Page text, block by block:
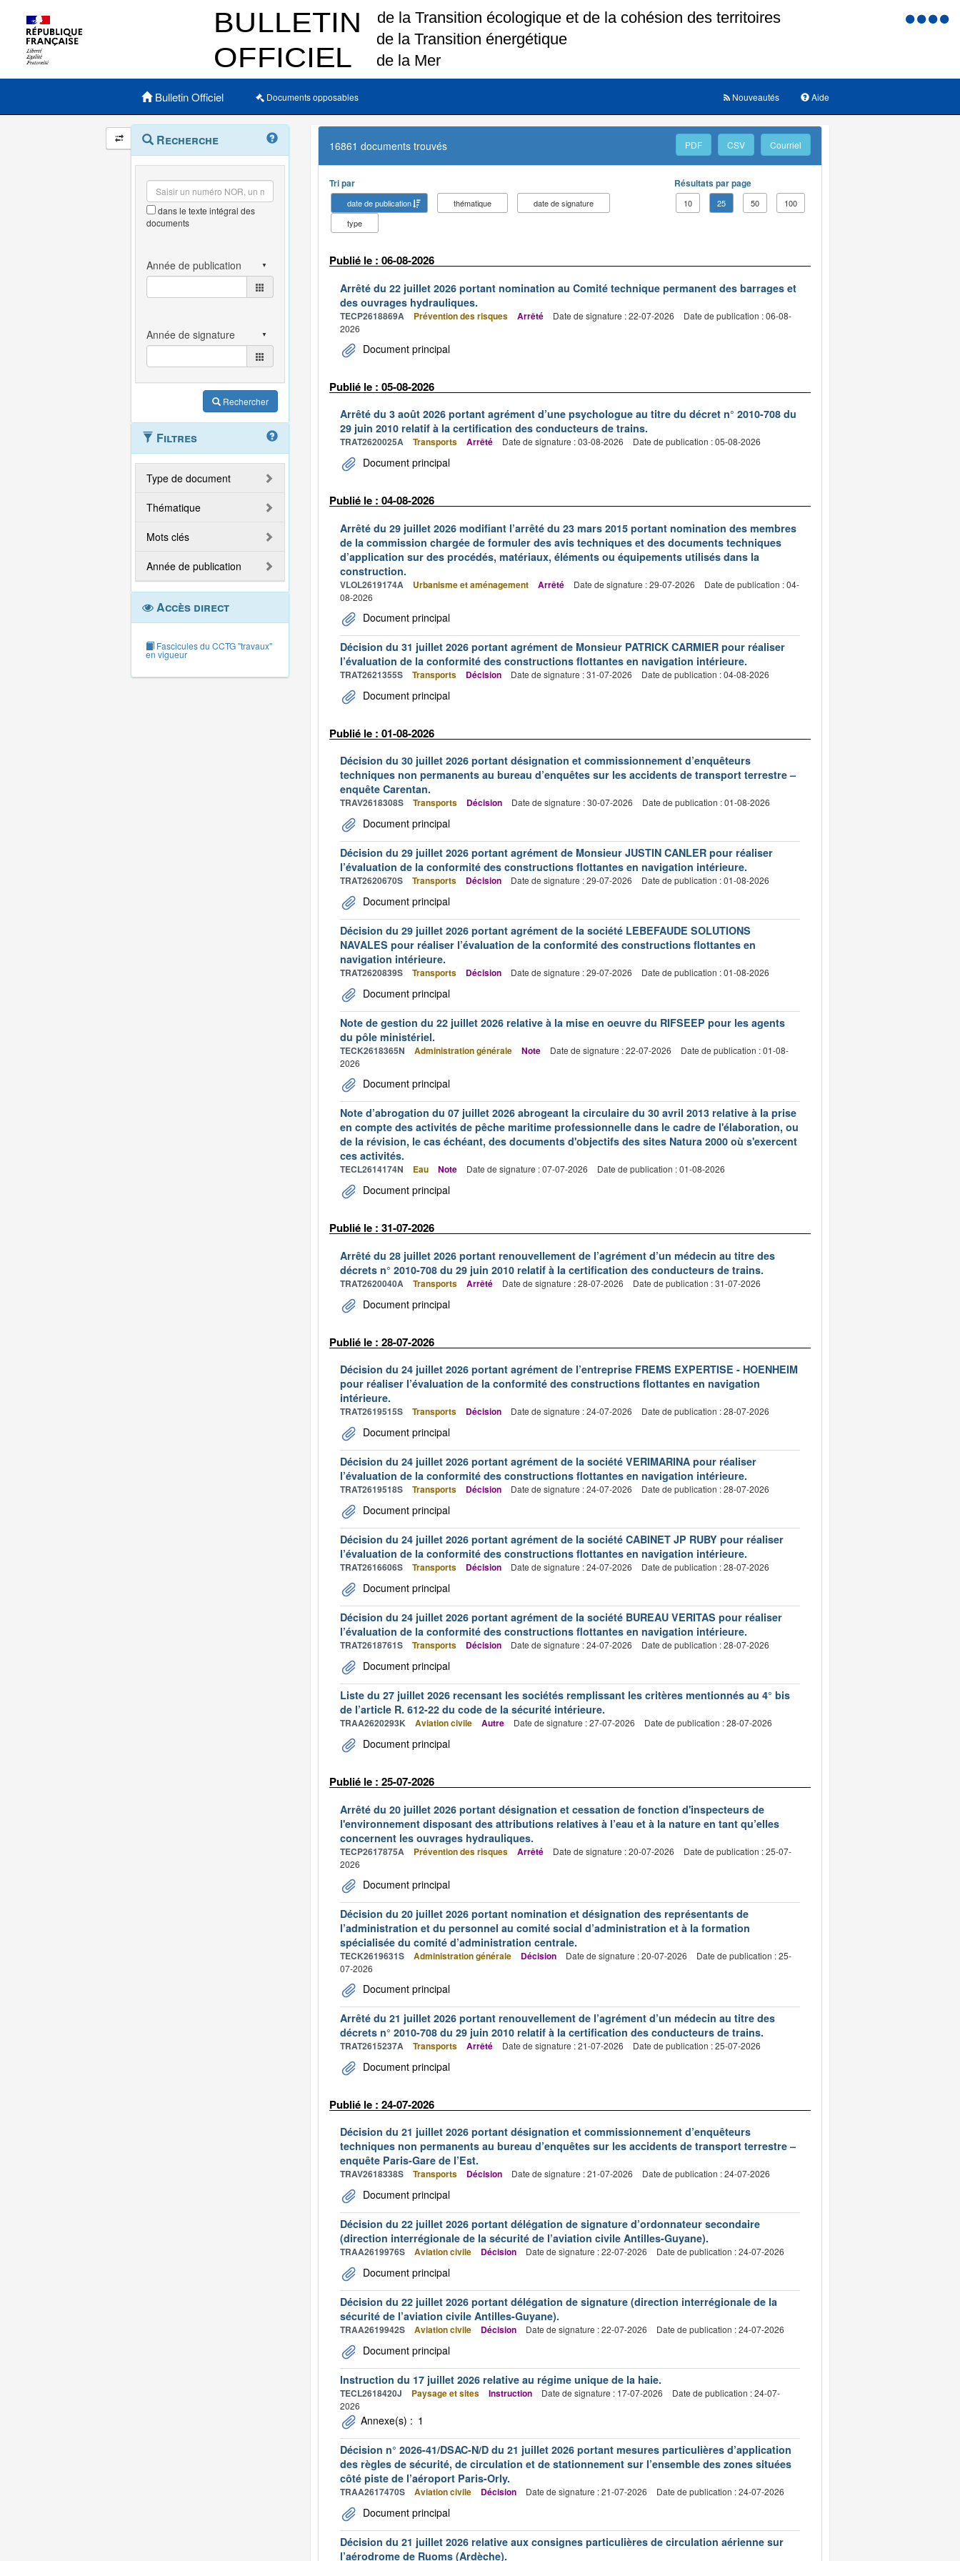
Menu
Menu principal
Bulletin Officiel Documents opposables Aide
Nouveautés
Navigation
et
outils
annexes
Menu
contextuel
Recherche
dans le texte intégral des
documents
Rechercher
Filtres
Type de document
Thématique
Mots clés
Année de publication
Accès direct
Fascicules du CCTG "travaux"
en vigueur
16861 documents trouvés PDF CSV Courriel
Tri par
date de publication thématique
date de signature
type
Résultats par page
10 25 50 100
Publié le : 06-08-2026
Arrêté du 22 juillet 2026 portant nomination au Comité technique permanent des barrages et
des ouvrages hydrauliques.
TECP2618869A Prévention des risques Arrêté Date de signature : 22-07-2026
Date de publication : 06-08-
2026
Document principal
Publié le : 05-08-2026
Arrêté du 3 août 2026 portant agrément d’une psychologue au titre du décret n° 2010-708 du
29 juin 2010 relatif à la certification des conducteurs de trains.
TRAT2620025A Transports Arrêté Date de signature : 03-08-2026 Date de publication : 05-08-2026
Document principal
Publié le : 04-08-2026
Arrêté du 29 juillet 2026 modifiant l’arrêté du 23 mars 2015 portant nomination des membres
de la commission chargée de formuler des avis techniques et des documents techniques
d’application sur des procédés, matériaux, éléments ou équipements utilisés dans la
construction.
VLOL2619174A Urbanisme et aménagement Arrêté Date de signature : 29-07-2026
Date de publication : 04-
08-2026
Document principal
Décision du 31 juillet 2026 portant agrément de Monsieur PATRICK CARMIER pour réaliser
l’évaluation de la conformité des constructions flottantes en navigation intérieure.
TRAT2621355S Transports Décision Date de signature : 31-07-2026 Date de publication : 04-08-2026
Document principal
Publié le : 01-08-2026
Décision du 30 juillet 2026 portant désignation et commissionnement d’enquêteurs
techniques non permanents au bureau d’enquêtes sur les accidents de transport terrestre –
enquête Carentan.
TRAV2618308S Transports Décision Date de signature : 30-07-2026 Date de publication : 01-08-2026
Document principal
Décision du 29 juillet 2026 portant agrément de Monsieur JUSTIN CANLER pour réaliser
l’évaluation de la conformité des constructions flottantes en navigation intérieure.
TRAT2620670S Transports Décision Date de signature : 29-07-2026 Date de publication : 01-08-2026
Document principal
Décision du 29 juillet 2026 portant agrément de la société LEBEFAUDE SOLUTIONS
NAVALES pour réaliser l’évaluation de la conformité des constructions flottantes en
navigation intérieure.
TRAT2620839S Transports Décision Date de signature : 29-07-2026 Date de publication : 01-08-2026
Document principal
Note de gestion du 22 juillet 2026 relative à la mise en oeuvre du RIFSEEP pour les agents
du pôle ministériel.
TECK2618365N Administration générale Note Date de signature : 22-07-2026
Date de publication : 01-08-
2026
Document principal
Note d’abrogation du 07 juillet 2026 abrogeant la circulaire du 30 avril 2013 relative à la prise
en compte des activités de pêche maritime professionnelle dans le cadre de l'élaboration, ou
de la révision, le cas échéant, des documents d'objectifs des sites Natura 2000 où s'exercent
ces activités.
TECL2614174N Eau Note Date de signature : 07-07-2026 Date de publication : 01-08-2026
Document principal
Publié le : 31-07-2026
Arrêté du 28 juillet 2026 portant renouvellement de l’agrément d’un médecin au titre des
décrets n° 2010-708 du 29 juin 2010 relatif à la certification des conducteurs de trains.
TRAT2620040A Transports Arrêté Date de signature : 28-07-2026 Date de publication : 31-07-2026
Document principal
Publié le : 28-07-2026
Décision du 24 juillet 2026 portant agrément de l’entreprise FREMS EXPERTISE - HOENHEIM
pour réaliser l’évaluation de la conformité des constructions flottantes en navigation
intérieure.
TRAT2619515S Transports Décision Date de signature : 24-07-2026 Date de publication : 28-07-2026
Document principal
Décision du 24 juillet 2026 portant agrément de la société VERIMARINA pour réaliser
l’évaluation de la conformité des constructions flottantes en navigation intérieure.
TRAT2619518S Transports Décision Date de signature : 24-07-2026 Date de publication : 28-07-2026
Document principal
Décision du 24 juillet 2026 portant agrément de la société CABINET JP RUBY pour réaliser
l’évaluation de la conformité des constructions flottantes en navigation intérieure.
TRAT2616606S Transports Décision Date de signature : 24-07-2026 Date de publication : 28-07-2026
Document principal
Décision du 24 juillet 2026 portant agrément de la société BUREAU VERITAS pour réaliser
l’évaluation de la conformité des constructions flottantes en navigation intérieure.
TRAT2618761S Transports Décision Date de signature : 24-07-2026 Date de publication : 28-07-2026
Document principal
Liste du 27 juillet 2026 recensant les sociétés remplissant les critères mentionnés au 4° bis
de l’article R. 612-22 du code de la sécurité intérieure.
TRAA2620293K Aviation civile Autre Date de signature : 27-07-2026 Date de publication : 28-07-2026
Document principal
Publié le : 25-07-2026
Arrêté du 20 juillet 2026 portant désignation et cessation de fonction d'inspecteurs de
l'environnement disposant des attributions relatives à l’eau et à la nature en tant qu’elles
concernent les ouvrages hydrauliques.
TECP2617875A Prévention des risques Arrêté Date de signature : 20-07-2026
Date de publication : 25-07-
2026
Document principal
Décision du 20 juillet 2026 portant nomination et désignation des représentants de
l’administration et du personnel au comité social d’administration et à la formation
spécialisée du comité d’administration centrale.
TECK2619631S Administration générale Décision Date de signature : 20-07-2026
Date de publication : 25-
07-2026
Document principal
Arrêté du 21 juillet 2026 portant renouvellement de l’agrément d’un médecin au titre des
décrets n° 2010-708 du 29 juin 2010 relatif à la certification des conducteurs de trains.
TRAT2615237A Transports Arrêté Date de signature : 21-07-2026 Date de publication : 25-07-2026
Document principal
Publié le : 24-07-2026
Décision du 21 juillet 2026 portant désignation et commissionnement d’enquêteurs
techniques non permanents au bureau d’enquêtes sur les accidents de transport terrestre –
enquête Paris-Gare de l’Est.
TRAV2618338S Transports Décision Date de signature : 21-07-2026 Date de publication : 24-07-2026
Document principal
Décision du 22 juillet 2026 portant délégation de signature d’ordonnateur secondaire
(direction interrégionale de la sécurité de l’aviation civile Antilles-Guyane).
TRAA2619976S Aviation civile Décision Date de signature : 22-07-2026 Date de publication : 24-07-2026
Document principal
Décision du 22 juillet 2026 portant délégation de signature (direction interrégionale de la
sécurité de l’aviation civile Antilles-Guyane).
TRAA2619942S Aviation civile Décision Date de signature : 22-07-2026 Date de publication : 24-07-2026
Document principal
Instruction du 17 juillet 2026 relative au régime unique de la haie.
TECL2618420J Paysage et sites Instruction Date de signature : 17-07-2026
Date de publication : 24-07-
2026
Annexe(s) : 1
Décision n° 2026-41/DSAC-N/D du 21 juillet 2026 portant mesures particulières d’application
des règles de sécurité, de circulation et de stationnement sur l’ensemble des zones situées
côté piste de l’aéroport Paris-Orly.
TRAA2617470S Aviation civile Décision Date de signature : 21-07-2026 Date de publication : 24-07-2026
Document principal
Décision du 21 juillet 2026 relative aux consignes particulières de circulation aérienne sur
l’aérodrome de Ruoms (Ardèche).